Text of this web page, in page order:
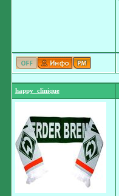
happy_clinique